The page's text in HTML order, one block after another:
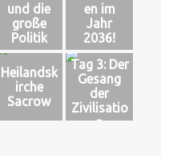
und die
große
Politik
en im
Jahr
2036!
Heilandsk
irche
Sacrow
Tag 3: Der
Gesang
der
Zivilisatio
n